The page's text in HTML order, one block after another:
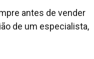
antes de vender
de um especialista,